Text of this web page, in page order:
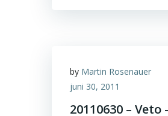
by Martin Rosenauer
juni 30, 2011
20110630 –